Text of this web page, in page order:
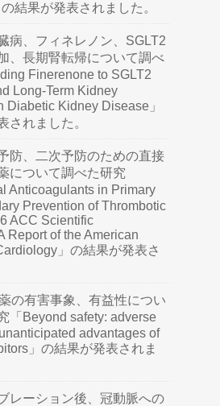
結果が発表されました。
病、フィネレノン、SGLT2
、長期腎転帰について調べ
Finerenone to SGLT2
Long-Term Kidney
Diabetic Kidney Disease」
されました。
防、二次予防のための直接
について調べた研究
Anticoagulants in Primary
Prevention of Thrombotic
ACC Scientific
Report of the American
」の結果が発表さ
の有害事象、有益性につい
「Beyond safety: adverse
advantages of
」の結果が発表されま
レーション後、冠動脈への